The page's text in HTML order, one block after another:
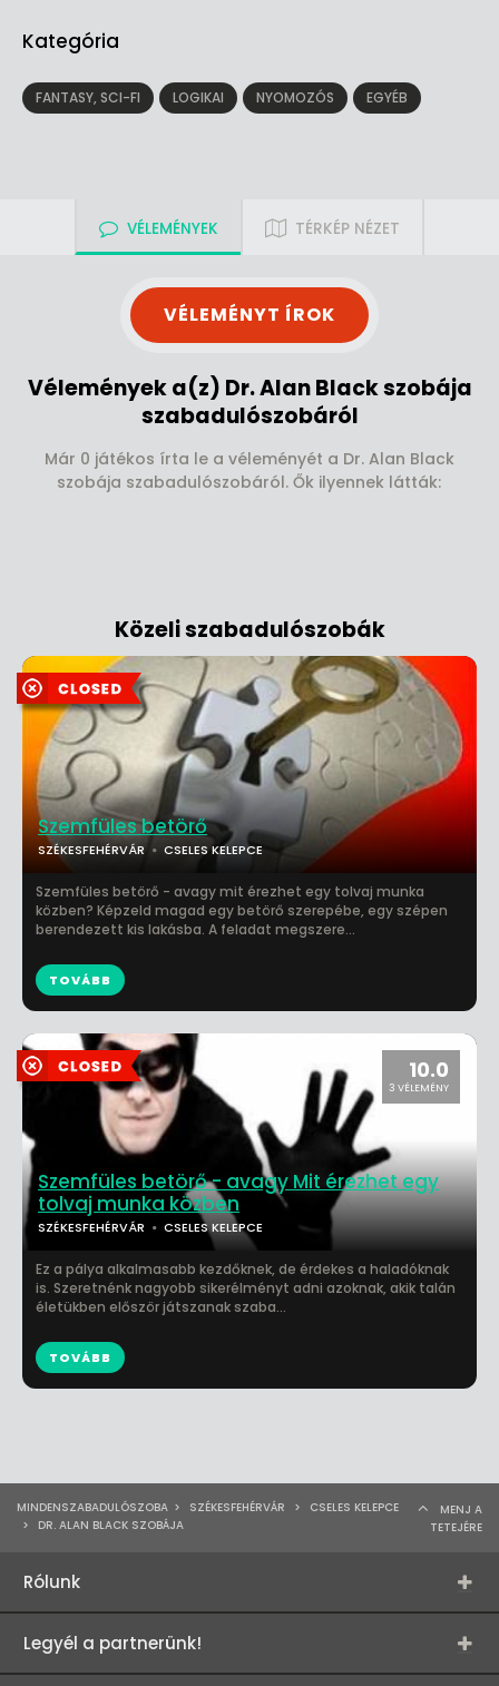
Kategória
FANTASY, SCI-FI LOGIKAI NYOMOZÓS EGYÉB
VÉLEMÉNYEK TÉRKÉP NÉZET
VÉLEMÉNYT ÍROK
Vélemények a(z) Dr. Alan Black szobája
szabadulószobáról
Már 0 játékos írta le a véleményét a Dr. Alan Black
szobája szabadulószobáról. Ők ilyennek látták:
Közeli szabadulószobák
Szemfüles betörő
SZÉKESFEHÉRVÁR CSELES KELEPCE
Szemfüles betörő - avagy mit érezhet egy tolvaj munka
közben? Képzeld magad egy betörő szerepébe, egy szépen
berendezett kis lakásba. A feladat megszere...
TOVÁBB
10.0
3 VÉLEMÉNY
Szemfüles betörő - avagy Mit érezhet egy
tolvaj munka közben
SZÉKESFEHÉRVÁR CSELES KELEPCE
Ez a pálya alkalmasabb kezdőknek, de érdekes a haladóknak
is. Szeretnénk nagyobb sikerélményt adni azoknak, akik talán
életükben először játszanak szaba...
TOVÁBB
MINDENSZABADULÓSZOBA > SZÉKESFEHÉRVÁR >
CSELES KELEPCE
>
DR. ALAN BLACK SZOBÁJA
MENJ A
TETEJÉRE
Rólunk
Legyél a partnerünk!